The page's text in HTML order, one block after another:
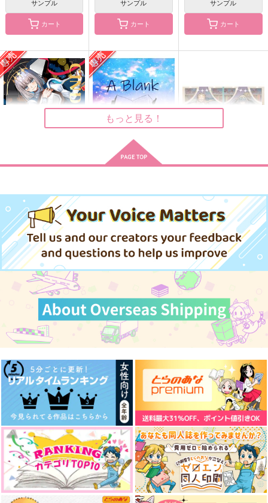
作品詳細 作品詳細 作品詳細
FGOミニアクキー(ガ
Qwerty
550円（税込）
サンプル
作品詳細
FGOミニアクキー(ガ
Qwerty
550円（税込）
サンプル
作品詳細
FGOミニアクキー(ガ
Qwerty
550円（税込）
サンプル
作品詳細
舟幽霊
泥沼分室
1,572円（税込）
勝海舟
サンプル
Romancia02
m.m.m.
2,292円（税込）
シグルド
サンプル
スイートサレンダー
PONZOOM
1,320円（税込）
エドモン×ぐだ子
サンプル
サンプル
カート
サンプル
カート
サンプル
カート
エクスクラメーション
マーク
専売 1,415円 （税込）
Fate/Grand Order
ぐだ男×オベロン
サンプル
カート
よもやま文庫
専売 787円（税込）
オベロン×ぐだ子
カート
ル
プラチナガチャ
1,100 円（税込）
Fate/Grand Order
ウィリアム・シェイクスピア
オベロン・ヴォーティガーン
カート
【本無し】『此処より
永遠（とわ）に』シリ
ーズ用ブックケース
SfMD
専売 1,572
【ブックケース無し】
此処より永遠（とわ）
に side：ＯＲ
SfMD
専売 1,100円（税込）
Afterglow
ドーナツアロー
専売 831円（税込）
もっと見る！